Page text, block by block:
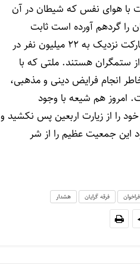
با هوای نفس که شیطان در آن
را گردهم آورده است ثابت
22 میلیون نفر در
ستمگران هستند. ملتی که با
انجام فرایض دینی و مذهبی،
امروز هم شیعه با وجود
را از زیارت اربعین پس نکشید و
این جمعیت عظیم را از شر
فراخوان فرقه گرایان هشدار